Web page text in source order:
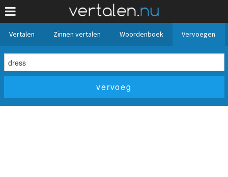
Vertalen Zinnen vertalen Woordenboek Vervoegen